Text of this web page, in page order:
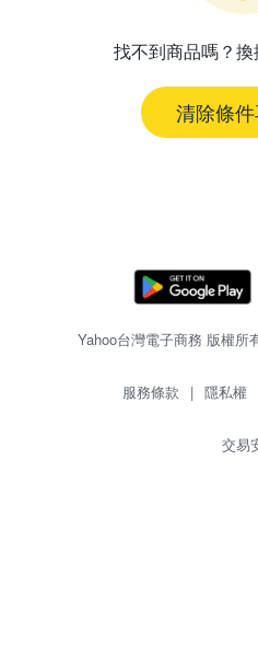
找不到商品嗎？換
清除條
Yahoo台灣電子商務 版權所
服務條款 | 隱私權
交易